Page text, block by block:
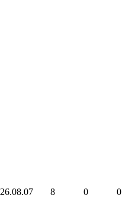
26.08.07 8 0 0